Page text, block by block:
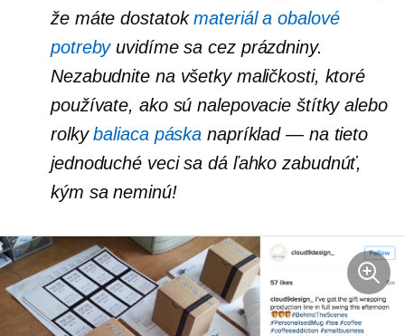
že máte dostatokmateriál a obalové
potrebyuvidíme sa cez prázdniny.
Nezabudnite na všetky maličkosti, ktoré
používate, ako sú nalepovacie štítky alebo
rolkybaliaca páska napríklad — na tieto
jednoduché veci sa dá ľahko zabudnúť,
kým sa neminú!